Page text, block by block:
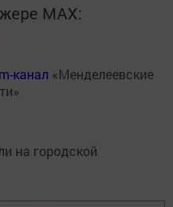
MАХ:
канал «Менделеевские